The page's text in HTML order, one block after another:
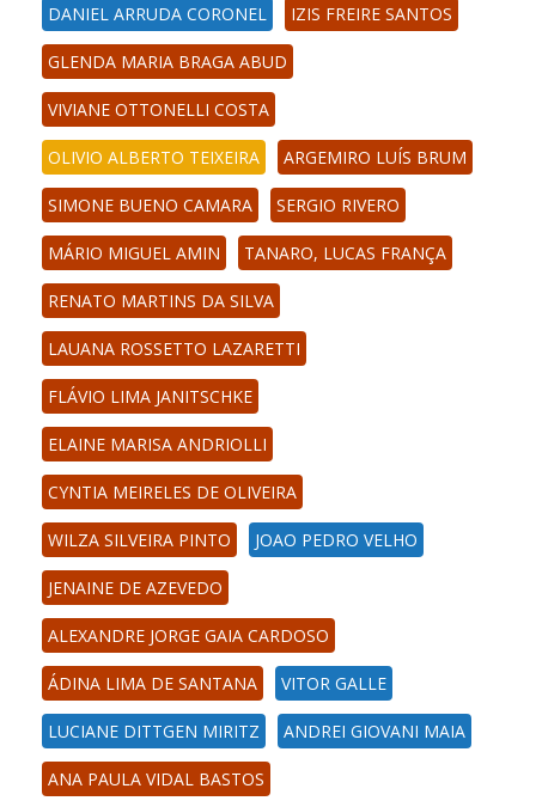
DANIEL ARRUDA CORONEL IZIS FREIRE SANTOS
GLENDA MARIA BRAGA ABUD
VIVIANE OTTONELLI COSTA
OLIVIO ALBERTO TEIXEIRA ARGEMIRO LUÍS BRUM
SIMONE BUENO CAMARA SERGIO RIVERO
MÁRIO MIGUEL AMIN TANARO, LUCAS FRANÇA
RENATO MARTINS DA SILVA
LAUANA ROSSETTO LAZARETTI
FLÁVIO LIMA JANITSCHKE
ELAINE MARISA ANDRIOLLI
CYNTIA MEIRELES DE OLIVEIRA
WILZA SILVEIRA PINTO JOAO PEDRO VELHO
JENAINE DE AZEVEDO
ALEXANDRE JORGE GAIA CARDOSO
ÁDINA LIMA DE SANTANA VITOR GALLE
LUCIANE DITTGEN MIRITZ ANDREI GIOVANI MAIA
ANA PAULA VIDAL BASTOS